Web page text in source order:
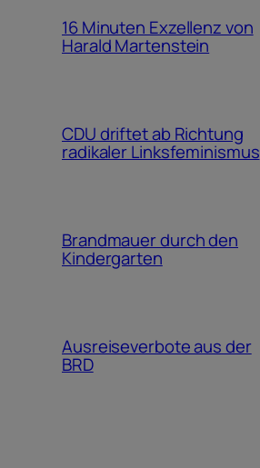
16 Minuten Exzellenz von
Harald Martenstein
CDU driftet ab Richtung
radikaler Linksfeminismus
Brandmauer durch den
Kindergarten
Ausreiseverbote aus der
BRD